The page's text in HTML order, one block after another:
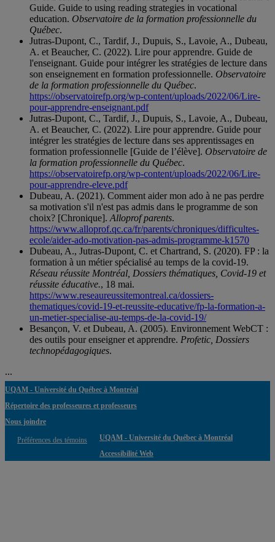
Guide. Guide to using reading strategies in vocational
education. Observatoire de la formation professionnelle du
Québec.
Jutras-Dupont, C., Tardif, J., Dupuis, S., Lavoie, A., Dubeau,
A. et Beaucher, C. (2022). Lire pour apprendre. Guide de
l'enseignant. Guide pour intégrer les stratégies de lecture dans
son enseignement en formation professionnelle. Observatoire
de la formation professionnelle du Québec.
https://observatoirefp.org/wp-content/uploads/2022/06/Lire-
pour-apprendre-enseignant.pdf
Jutras-Dupont, C., Tardif, J., Dupuis, S., Lavoie, A., Dubeau,
A. et Beaucher, C. (2022). Lire pour apprendre. Guide pour
intégrer les stratégies de lecture dans ses apprentissages en
formation professionnelle [Guide de l’élève]. Observatoire de
la formation professionnelle du Québec.
https://observatoirefp.org/wp-content/uploads/2022/06/Lire-
pour-apprendre-eleve.pdf
Dubeau, A. (2021). Comment aider mon ado à ne pas perdre
sa motivation s'il n'est pas admis dans le programme de son
choix? [Chronique]. Alloprof parents.
https://www.alloprof.qc.ca/fr/parents/chroniques/difficultes-
ecole/aider-ado-motivation-pas-admis-programme-k1570
Dubeau, A., Jutras-Dupont, C. et Chartrand, S. (2020). FP : la
formation à un métier spécialisé au temps de la covid-19.
Réseau réussite Montréal, Dossiers thématiques, Covid-19 et
réussite éducative., 18 mai.
https://www.reseaureussitemontreal.ca/dossiers-
thematiques/covid-19-et-reussite-educative/fp-la-formation-a-
un-metier-specialise-au-temps-de-la-covid-19/
Besançon, V. et Dubeau, A. (2005). Environnement WebCT :
des outils pour enseigner et apprendre. Profetic, Dossiers
technopédagogiques.
...
UQAM - Université du Québec à Montréal
Répertoire des professeures et professeurs
Nous joindre
Préférences des témoins
UQAM - Université du Québec à Montréal
Accessibilité Web